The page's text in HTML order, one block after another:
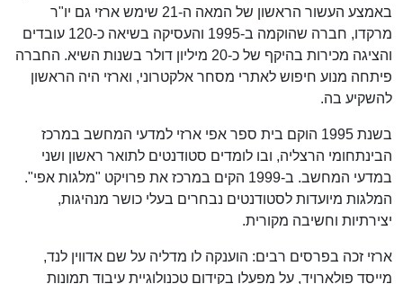
באמצע העשור הראשון של המאה ה-21 שימש ארזי גם יו"ר
מרקדו, חברה שהוקמה ב-1995 והעסיקה בשיאה כ-120 עובדים
והציגה מכירות בהיקף של כ-20 מיליון דולר בשנות השיא. החברה
פיתחה מנוע חיפוש לאתרי מסחר אלקטרוני, וארזי היה הראשון
להשקיע בה.
בשנת 1995 הוקם בית ספר אפי ארזי למדעי המחשב במרכז
הבינתחומי הרצליה, ובו לומדים סטודנטים לתואר ראשון ושני
במדעי המחשב. ב-1999 הקים במרכז את פרויקט "מלגות אפי".
המלגות מיועדות לסטודנטים נבחרים בעלי כושר מנהיגות,
יצירתיות וחשיבה מקורית.
ארזי זכה בפרסים רבים: הוענקה לו מדליה על שם אדווין לנד,
מייסד פולארויד, על מפעלו בקידום טכנולוגיית עיבוד תמונות